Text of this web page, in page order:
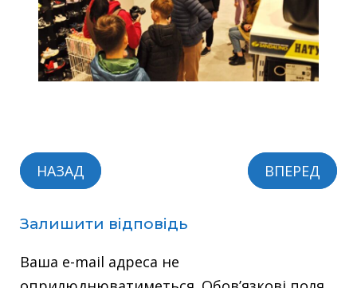
НАЗАД ВПЕРЕД
Залишити відповідь
Ваша e-mail адреса не